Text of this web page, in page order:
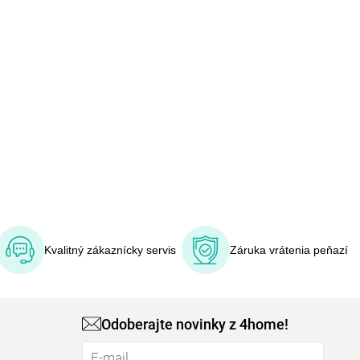
Kvalitný zákaznícky servis Záruka vrátenia peňazí
Odoberajte novinky z 4home!